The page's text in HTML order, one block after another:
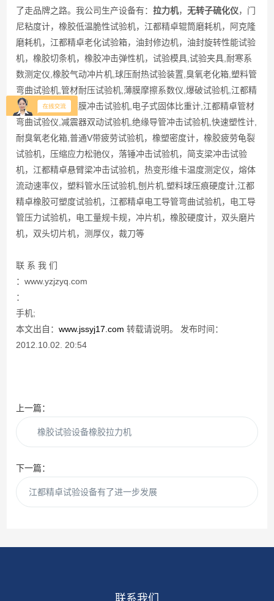
了走品牌之路。我公司生产设备有：拉力机，无转子硫化仪，门
尼粘度计，橡胶低温脆性试验机，江都精卓辊筒磨耗机，阿克隆
磨耗机，江都精卓老化试验箱，油封修边机，油封旋转性能试验
机，橡胶切条机，橡胶冲击弹性机，试验模具,试验夹具,耐寒系
数测定仪,橡胶气动冲片机,球压耐热试验装置,臭氧老化箱,塑料管
弯曲试验机,管材耐压试验机,薄膜摩擦系数仪,爆破试验机,江都精
卓袋式除尘器,薄膜冲击试验机,电子式固体比重计,江都精卓管材
弯曲试验仪,减震器双动试验机,绝缘导管冲击试验机,快速塑性计,
耐臭氧老化箱,普通V带疲劳试验机，橡塑密度计，橡胶疲劳龟裂
试验机，压缩应力松驰仪，落锤冲击试验机，简支梁冲击试验
机，江都精卓悬臂梁冲击试验机，热变形维卡温度测定仪，熔体
流动速率仪，塑料管水压试验机,刨片机,塑料球压痕硬度计,江都
精卓橡胶可塑度试验机，江都精卓电工导管弯曲试验机，电工导
管压力试验机，电工量规卡规，冲片机，橡胶硬度计，双头磨片
机，双头切片机，测厚仪，裁刀等
联 系 我 们
：www.yzjzyq.com
：
手机;
本文出自：www.jssyj17.com 转载请说明。 发布时间：
2012.10.02. 20:54
上一篇：
橡胶试验设备橡胶拉力机
下一篇：
江都精卓试验设备有了进一步发展
联系我们